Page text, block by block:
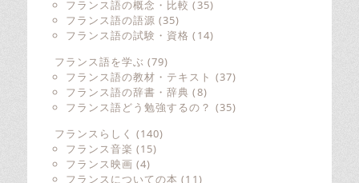
フランス語の概念・比較 (35)
フランス語の語源 (35)
フランス語の試験・資格 (14)
フランス語を学ぶ (79)
フランス語の教材・テキスト (37)
フランス語の辞書・辞典 (8)
フランス語どう勉強するの？ (35)
フランスらしく (140)
フランス音楽 (15)
フランス映画 (4)
フランスについての本 (11)